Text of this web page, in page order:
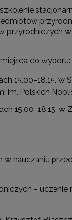
przyrodniczych
do wyboru:
15.00–18.15, w
im. Polskich
15.00–18.15, w
nauczaniu
– uczenie